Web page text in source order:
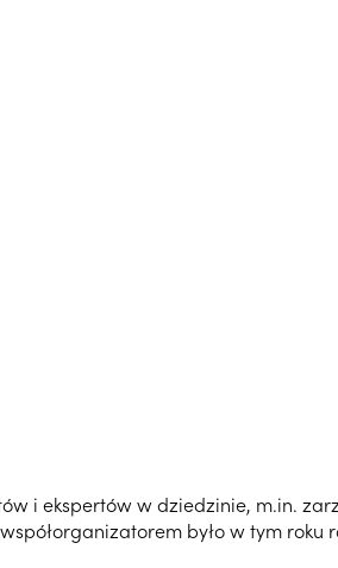
i ekspertów w dziedzinie, m.in.
było w tym roku